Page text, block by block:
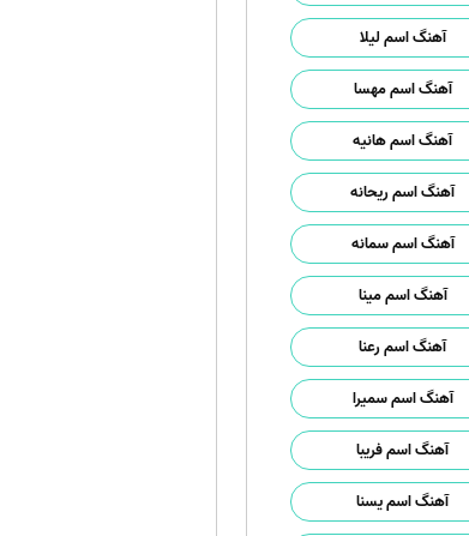
آهنگ اسم لیلا
آهنگ اسم مهسا
آهنگ اسم هانیه
آهنگ اسم ریحانه
آهنگ اسم سمانه
آهنگ اسم مینا
آهنگ اسم رعنا
آهنگ اسم سمیرا
آهنگ اسم فریبا
آهنگ اسم یسنا